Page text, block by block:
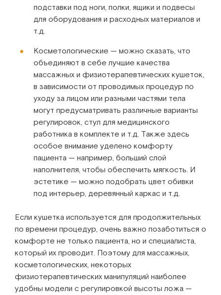
подставки под ноги, полки, ящики и подвесы
для оборудования и расходных материалов и
т.д.
Косметологические — можно сказать, что
объединяют в себе лучшие качества
массажных и физиотерапевтических кушеток,
в зависимости от проводимых процедур по
уходу за лицом или разными частями тела
могут предусматривать различные варианты
регулировок, стул для медицинского
работника в комплекте и т.д. Также здесь
особое внимание уделено комфорту
пациента — например, больший слой
наполнителя, чтобы обеспечить мягкость. И
эстетике — можно подобрать цвет обивки
под интерьер, деревянный каркас и т.д.
Если кушетка используется для продолжительных
по времени процедур, очень важно позаботиться о
комфорте не только пациента, но и специалиста,
который их проводит. Поэтому для массажных,
косметологических, некоторых
физиотерапевтических манипуляций наиболее
удобны модели с регулировкой высоты ложа —